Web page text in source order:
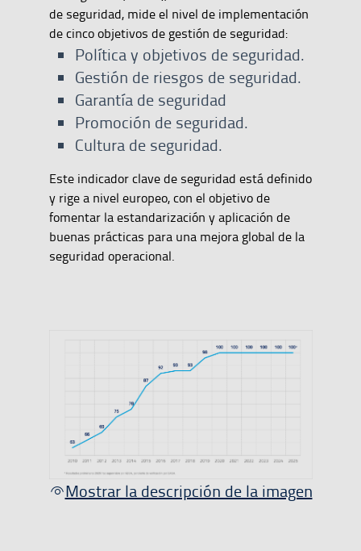
de seguridad, mide el nivel de implementación
de cinco objetivos de gestión de seguridad:
Política y objetivos de seguridad.
Gestión de riesgos de seguridad.
Garantía de seguridad
Promoción de seguridad.
Cultura de seguridad.
Este indicador clave de seguridad está definido
y rige a nivel europeo, con el objetivo de
fomentar la estandarización y aplicación de
buenas prácticas para una mejora global de la
seguridad operacional.
Mostrar la descripción de la imagen